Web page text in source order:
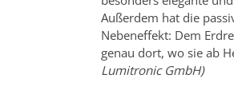
Außerdem hat die
Nebeneffekt: Dem
genau dort, wo sie ab
Lumitronic GmbH)